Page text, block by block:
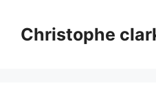
contenuChristophe